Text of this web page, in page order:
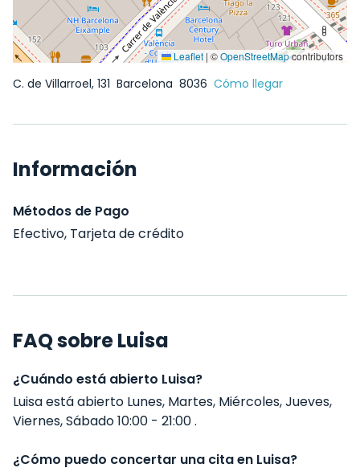
Leaflet | ©OpenStreetMapcontributors
C. de Villarroel, 131 Barcelona 8036 Cómo llegar
Información
Métodos de Pago
Efectivo, Tarjeta de crédito
FAQ sobre Luisa
¿Cuándo está abierto Luisa?
Luisa está abierto Lunes, Martes, Miércoles, Jueves,
Viernes, Sábado 10:00 - 21:00 .
¿Cómo puedo concertar una cita en Luisa?